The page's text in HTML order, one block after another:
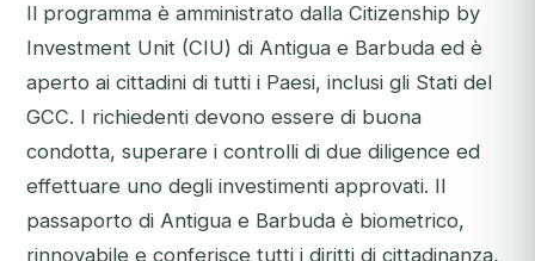
Il programma è amministrato dalla Citizenship by
Investment Unit (CIU) di Antigua e Barbuda ed è
aperto ai cittadini di tutti i Paesi, inclusi gli Stati del
GCC. I richiedenti devono essere di buona
condotta, superare i controlli di due diligence ed
effettuare uno degli investimenti approvati. Il
passaporto di Antigua e Barbuda è biometrico,
rinnovabile e conferisce tutti i diritti di cittadinanza,